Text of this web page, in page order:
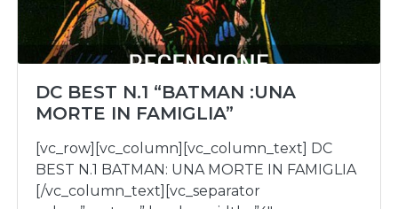
DC BEST N.1 “BATMAN :UNA
MORTE IN FAMIGLIA”
[vc_row][vc_column][vc_column_text] DC
BEST N.1 BATMAN: UNA MORTE IN FAMIGLIA
[/vc_column_text][vc_separator